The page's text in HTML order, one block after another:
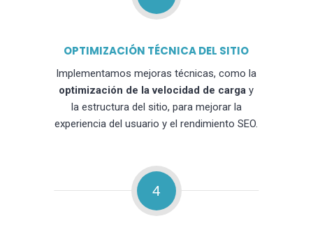
OPTIMIZACIÓN TÉCNICA DEL SITIO
Implementamos mejoras técnicas, como la
optimización de la velocidad de carga y
la estructura del sitio, para mejorar la
experiencia del usuario y el rendimiento SEO.
4